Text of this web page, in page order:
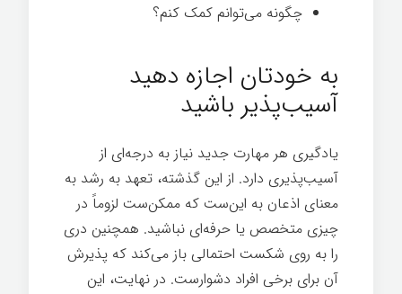
چگونه می‌توانم کمک کنم؟
به خودتان اجازه دهید
آسیب‌پذیر باشید
یادگیری هر مهارت جدید نیاز به درجه‌ای از
آسیب‌پذیری دارد. از این گذشته، تعهد به رشد به
معنای اذعان به این‌ست که ممکن‌ست لزوماً در
چیزی متخصص یا حرفه‌ای نباشید. همچنین دری
را به روی شکست احتمالی باز می‌کند که پذیرش
آن برای برخی افراد دشوارست. در نهایت، این